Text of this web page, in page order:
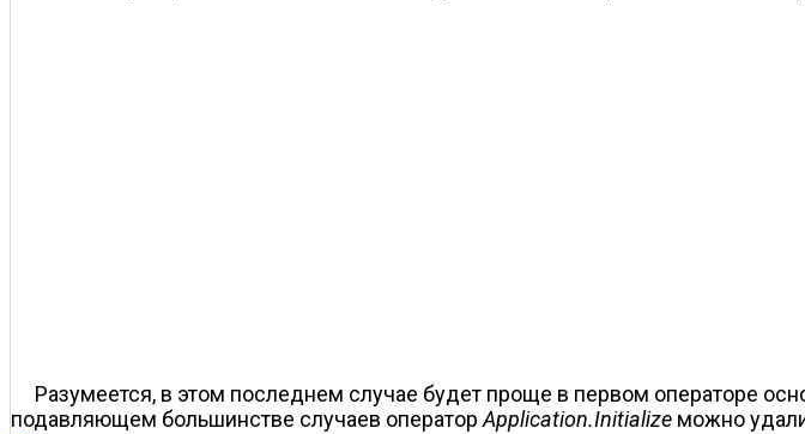
Разумеется, в этом последнем случае будет проще в первом операторе
подавляющем большинстве случаев операторApplication.Initialize можно